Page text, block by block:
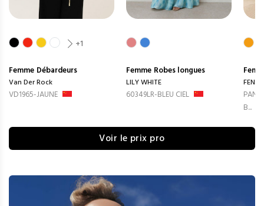
+1
Femme Débardeurs
Van Der Rock
VD1965-JAUNE
Femme Robes longues
LILY WHITE
60349LR-BLEU CIEL
B...
Voir le prix pro